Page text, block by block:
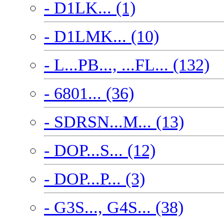
- D1LK... (1)
- D1LMK... (10)
- L...PB..., ...FL... (132)
- 6801... (36)
- SDRSN...M... (13)
- DOP...S... (12)
- DOP...P... (3)
- G3S..., G4S... (38)